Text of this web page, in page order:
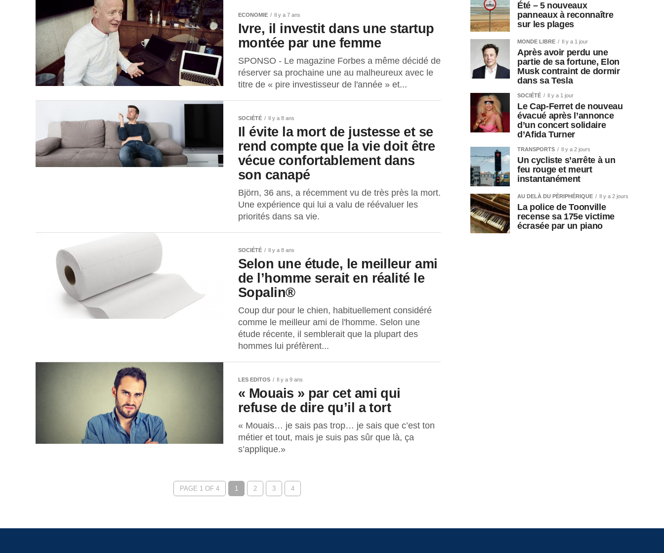
ECONOMIE Il y a 7 ans
Ivre, il investit dans une startup
montée par une femme
SPONSO - Le magazine Forbes a même décidé de
réserver sa prochaine une au malheureux avec le
titre de « pire investisseur de l'année » et...
SOCIÉTÉ Il y a 8 ans
Il évite la mort de justesse et se
rend compte que la vie doit être
vécue confortablement dans
son canapé
Björn, 36 ans, a récemment vu de très près la mort.
Une expérience qui lui a valu de réévaluer les
priorités dans sa vie.
SOCIÉTÉ Il y a 8 ans
Selon une étude, le meilleur ami
de l’homme serait en réalité le
Sopalin®
Coup dur pour le chien, habituellement considéré
comme le meilleur ami de l'homme. Selon une
étude récente, il semblerait que la plupart des
hommes lui préfèrent...
LES EDITOS Il y a 9 ans
« Mouais » par cet ami qui
refuse de dire qu’il a tort
« Mouais… je sais pas trop… je sais que c’est ton
métier et tout, mais je suis pas sûr que là, ça
s’applique.»
PAGE 1 OF 4 1 2 3 4
Été – 5 nouveaux
panneaux à reconnaître
sur les plages
MONDE LIBRE Il y a 1 jour
Après avoir perdu une
partie de sa fortune, Elon
Musk contraint de dormir
dans sa Tesla
SOCIÉTÉ Il y a 1 jour
Le Cap-Ferret de nouveau
évacué après l’annonce
d’un concert solidaire
d’Afida Turner
TRANSPORTS Il y a 2 jours
Un cycliste s’arrête à un
feu rouge et meurt
instantanément
AU DELÀ DU PÉRIPHÉRIQUE Il y a 2 jours
La police de Toonville
recense sa 175e victime
écrasée par un piano